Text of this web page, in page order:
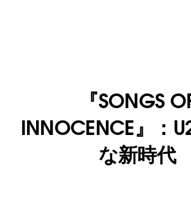
『SONGS
INNOCENCE』：
な新時代